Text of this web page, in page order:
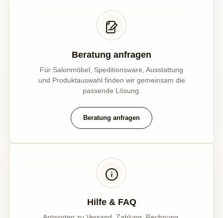
Beratung anfragen
Für Salonmöbel, Speditionsware, Ausstattung
und Produktauswahl finden wir gemeinsam die
passende Lösung.
Beratung anfragen
Hilfe & FAQ